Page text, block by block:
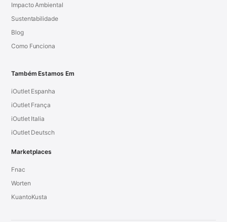
Impacto Ambiental
Sustentabilidade
Blog
Como Funciona
Também Estamos Em
iOutlet Espanha
iOutlet França
iOutlet Italia
iOutlet Deutsch
Marketplaces
Fnac
Worten
KuantoKusta